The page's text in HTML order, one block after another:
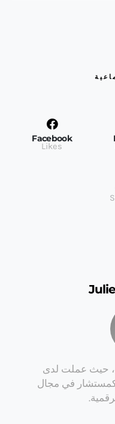
Facebook
Likes
حيث عملت لدى
في مجال